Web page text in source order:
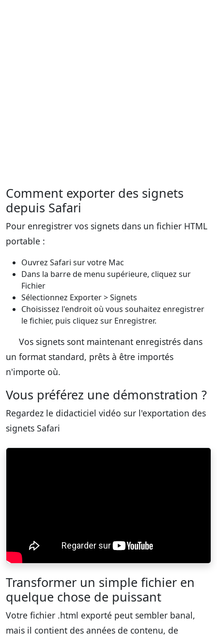
Comment exporter des signets
depuis Safari
Pour enregistrer vos signets dans un fichier HTML
portable :
Ouvrez Safari sur votre Mac
Dans la barre de menu supérieure, cliquez sur
Fichier
Sélectionnez Exporter > Signets
Choisissez l'endroit où vous souhaitez enregistrer
le fichier, puis cliquez sur Enregistrer.
Vos signets sont maintenant enregistrés dans
un format standard, prêts à être importés
n'importe où.
Vous préférez une démonstration ?
Regardez le didacticiel vidéo sur l'exportation des
signets Safari
Transformer un simple fichier en
quelque chose de puissant
Votre fichier .html exporté peut sembler banal,
mais il contient des années de contenu, de